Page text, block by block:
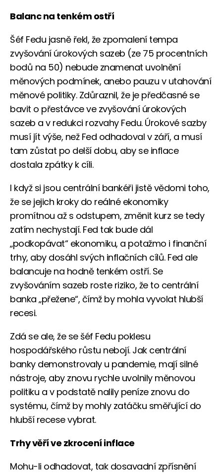
Balanc na tenkém ostří
Šéf Fedu jasně řekl, že zpomalení tempa
zvyšování úrokových sazeb (ze 75 procentních
bodů na 50) nebude znamenat uvolnění
měnových podmínek, anebo pauzu v utahování
měnové politiky. Zdůraznil, že je předčasné se
bavit o přestávce ve zvyšování úrokových
sazeb a v redukci rozvahy Fedu. Úrokové sazby
musí jít výše, než Fed odhadoval v září, a musí
tam zůstat po delší dobu, aby se inflace
dostala zpátky k cíli.
I když si jsou centrální bankéři jistě vědomi toho,
že se jejich kroky do reálné ekonomiky
promítnou až s odstupem, změnit kurz se tedy
zatím nechystají. Fed tak bude dál
„podkopávat“ ekonomiku, a potažmo i finanční
trhy, aby dosáhl svých inflačních cílů. Fed ale
balancuje na hodně tenkém ostří. Se
zvyšováním sazeb roste riziko, že to centrální
banka „přežene“, čímž by mohla vyvolat hlubší
recesi.
Zdá se ale, že se šéf Fedu poklesu
hospodářského růstu nebojí. Jak centrální
banky demonstrovaly u pandemie, mají silné
nástroje, aby znovu rychle uvolnily měnovou
politiku a v podstatě nalily peníze znovu do
systému, čímž by mohly zatáčku směřující do
hlubší recese vybrat.
Trhy věří ve zkrocení inflace
Mohu-li odhadovat, tak dosavadní zpřísnění